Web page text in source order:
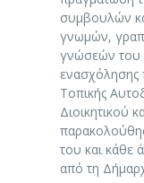
συμβουλών
γνωμών,
γνώσεών του
ενασχόλησης
Τοπικής
Διοικητικού
του και κάθε
από τη